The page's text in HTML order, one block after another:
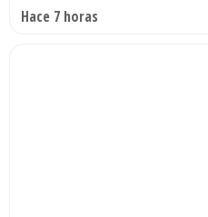
Hace 7 horas